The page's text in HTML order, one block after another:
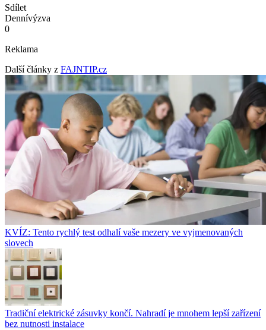
Sdílet
Dennívýzva
0
Reklama
Další články z FAJNTIP.cz
KVÍZ: Tento rychlý test odhalí vaše mezery ve vyjmenovaných
slovech
Tradiční elektrické zásuvky končí. Nahradí je mnohem lepší zařízení
bez nutnosti instalace